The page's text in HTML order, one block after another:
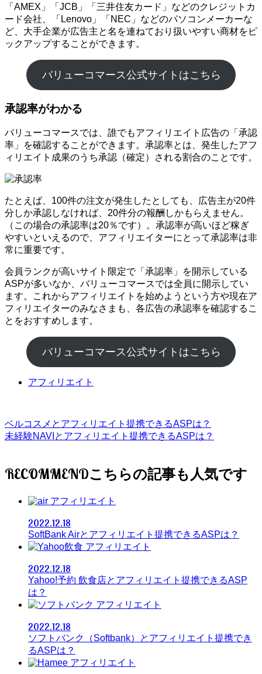
「AMEX」「JCB」「三井住友カード」などのクレジットカ
ード会社、「Lenovo」「NEC」などのパソコンメーカーな
ど、大手企業が広告主と名を連ねており扱いやすい商材をピ
ックアップすることができます。
バリューコマース公式サイトはこちら
承認率がわかる
バリューコマースでは、誰でもアフィリエイト広告の「承認
率」を確認することができます。承認率とは、発生したアフ
ィリエイト成果のうち承認（確定）される割合のことです。
たとえば、100件の注文が発生したとしても、広告主が20件
分しか承認しなければ、20件分の報酬しかもらえません。
（この場合の承認率は20％です）。承認率が高いほど稼ぎ
やすいといえるので、アフィリエイターにとって承認率は非
常に重要です。
会員ランクが高いサイト限定で「承認率」を開示している
ASPが多いなか、バリューコマースでは全員に開示してい
ます。これからアフィリエイトを始めようという方や現在ア
フィリエイターのみなさまも、各広告の承認率を確認するこ
とをおすすめします。
バリューコマース公式サイトはこちら
アフィリエイト
ベルコスメとアフィリエイト提携できるASPは？
未経験NAVIとアフィリエイト提携できるASPは？
RECOMMEND
アフィリエイト
2022.12.18
SoftBank Airとアフィリエイト提携できるASPは？
アフィリエイト
2022.12.18
Yahoo!予約 飲食店とアフィリエイト提携できるASP
は？
アフィリエイト
2022.12.18
ソフトバンク（Softbank）とアフィリエイト提携でき
るASPは？
アフィリエイト